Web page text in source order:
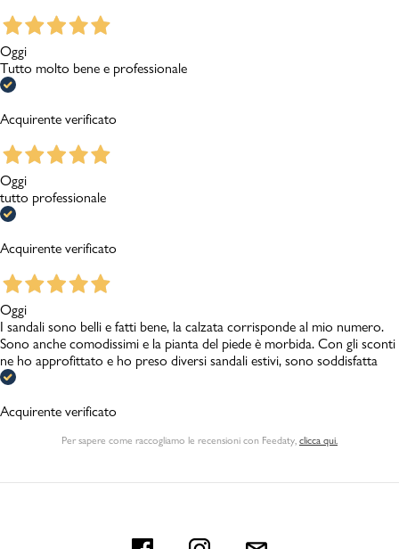
Oggi
Tutto molto bene e professionale
Acquirente verificato
Oggi
tutto professionale
Acquirente verificato
Oggi
I sandali sono belli e fatti bene, la calzata corrisponde al mio numero.
Sono anche comodissimi e la pianta del piede è morbida. Con gli sconti
ne ho approfittato e ho preso diversi sandali estivi, sono soddisfatta
Acquirente verificato
Per sapere come raccogliamo le recensioni con Feedaty, clicca qui.